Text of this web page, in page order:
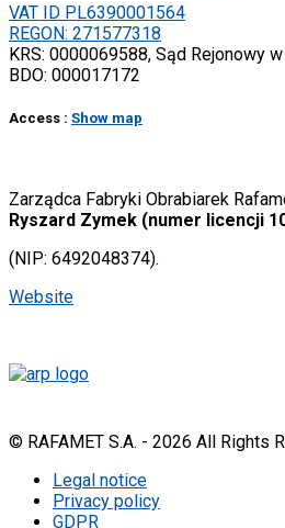
VAT ID PL6390001564
REGON: 271577318
KRS: 0000069588, Sąd Rejonowy
BDO: 000017172
Access : Show map
Zarządca Fabryki Obrabiarek
Ryszard Zymek (numer licencji
(NIP: 6492048374).
Website
© RAFAMET S.A. - 2026 All Rights
Legal notice
Privacy policy
GDPR